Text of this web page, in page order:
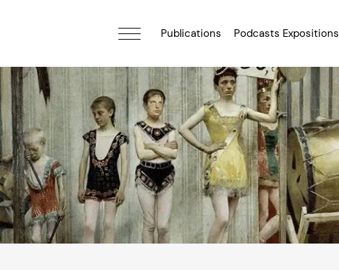
Publications Podcasts Expositions